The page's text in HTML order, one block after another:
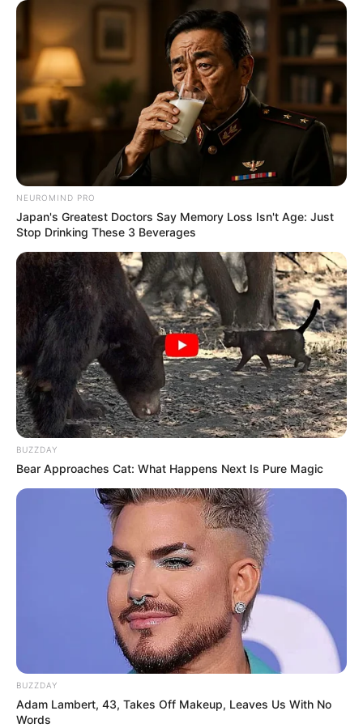
NEUROMIND PRO
Japan's Greatest Doctors Say Memory Loss Isn't Age: Just
Stop Drinking These 3 Beverages
BUZZDAY
Bear Approaches Cat: What Happens Next Is Pure Magic
BUZZDAY
Adam Lambert, 43, Takes Off Makeup, Leaves Us With No
Words